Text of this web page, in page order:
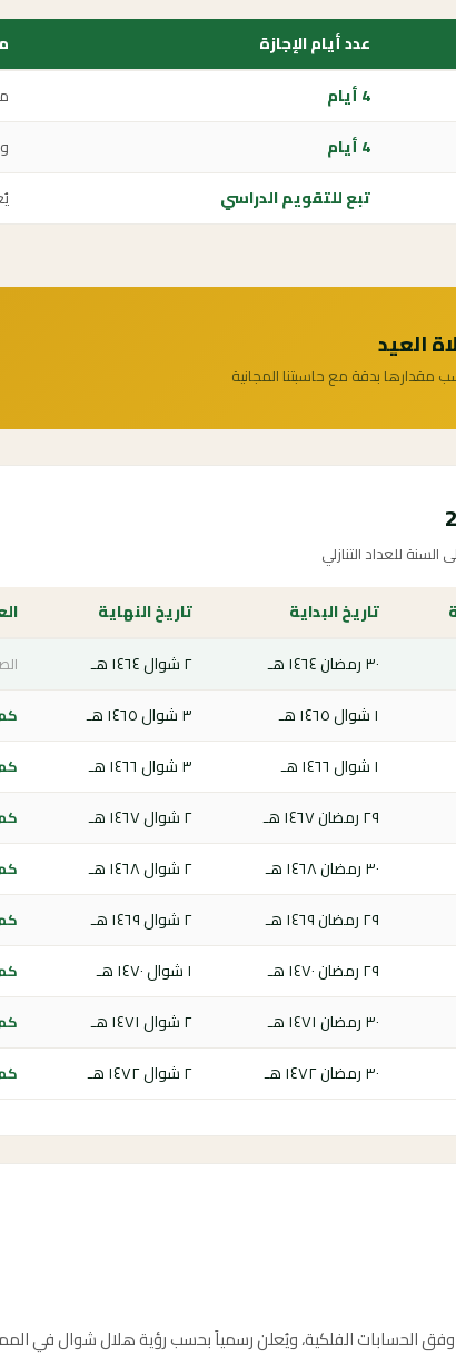
عدد أيام الإجازة
4 أيام
4 أيام
تبع للتقويم الدراسي
العيد
بدقة مع حاسبتنا المجانية
للعداد التنازلي
تاريخ البداية تاريخ النهاية
٣٠ رمضان ١٤٦٤ هـ ٢ شوال ١٤٦٤ هـ
١ شوال ١٤٦٥ هـ ٣ شوال ١٤٦٥ هـ كم
١ شوال ١٤٦٦ هـ ٣ شوال ١٤٦٦ هـ كم
٢٩ رمضان ١٤٦٧ هـ ٢ شوال ١٤٦٧ هـ كم
٣٠ رمضان ١٤٦٨ هـ ٢ شوال ١٤٦٨ هـ كم
٢٩ رمضان ١٤٦٩ هـ ٢ شوال ١٤٦٩ هـ
٢٩ رمضان ١٤٧٠ هـ ١ شوال ١٤٧٠ هـ كم
٣٠ رمضان ١٤٧١ هـ ٢ شوال ١٤٧١ هـ
٣٠ رمضان ١٤٧٢ هـ ٢ شوال ١٤٧٢ هـ كم